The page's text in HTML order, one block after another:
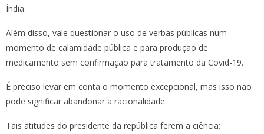
Índia.
Além disso, vale questionar o uso de verbas públicas num
momento de calamidade pública e para produção de
medicamento sem confirmação para tratamento da Covid-19.
É preciso levar em conta o momento excepcional, mas isso não
pode significar abandonar a racionalidade.
Tais atitudes do presidente da república ferem a ciência;